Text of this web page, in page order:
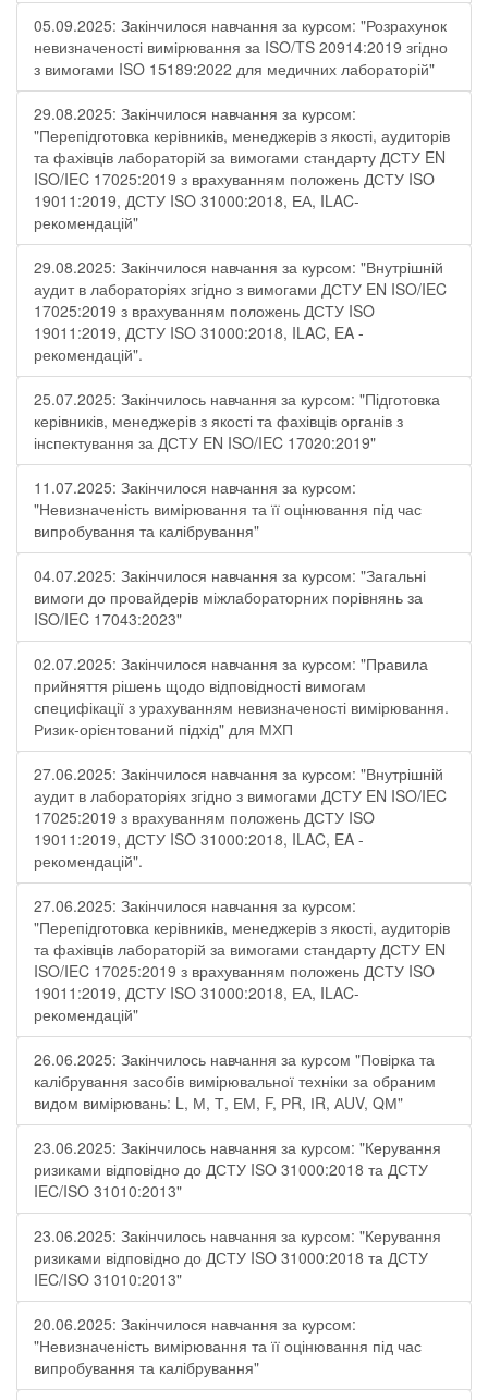
05.09.2025: Закінчилося навчання за курсом: "Розрахунок
невизначеності вимірювання за ISO/TS 20914:2019 згідно
з вимогами ISO 15189:2022 для медичних лабораторій"
29.08.2025: Закінчилося навчання за курсом:
"Перепідготовка керівників, менеджерів з якості, аудиторів
та фахівців лабораторій за вимогами стандарту ДСТУ EN
ISO/IEC 17025:2019 з врахуванням положень ДСТУ ISO
19011:2019, ДСТУ ISO 31000:2018, ЕА, ILAC-
рекомендацій"
29.08.2025: Закінчилося навчання за курсом: "Внутрішній
аудит в лабораторіях згідно з вимогами ДСТУ EN ISO/IEC
17025:2019 з врахуванням положень ДСТУ ISO
19011:2019, ДСТУ ISO 31000:2018, ILAC, EA -
рекомендацій".
25.07.2025: Закінчилось навчання за курсом: "Підготовка
керівників, менеджерів з якості та фахівців органів з
інспектування за ДСТУ EN ISO/IEC 17020:2019"
11.07.2025: Закінчилося навчання за курсом:
"Невизначеність вимірювання та її оцінювання під час
випробування та калібрування"
04.07.2025: Закінчилося навчання за курсом: "Загальні
вимоги до провайдерів міжлабораторних порівнянь за
ISO/IEC 17043:2023"
02.07.2025: Закінчилося навчання за курсом: "Правила
прийняття рішень щодо відповідності вимогам
специфікації з урахуванням невизначеності вимірювання.
Ризик-орієнтований підхід" для МХП
27.06.2025: Закінчилося навчання за курсом: "Внутрішній
аудит в лабораторіях згідно з вимогами ДСТУ EN ISO/IEC
17025:2019 з врахуванням положень ДСТУ ISO
19011:2019, ДСТУ ISO 31000:2018, ILAC, EA -
рекомендацій".
27.06.2025: Закінчилося навчання за курсом:
"Перепідготовка керівників, менеджерів з якості, аудиторів
та фахівців лабораторій за вимогами стандарту ДСТУ EN
ISO/IEC 17025:2019 з врахуванням положень ДСТУ ISO
19011:2019, ДСТУ ISO 31000:2018, ЕА, ILAC-
рекомендацій"
26.06.2025: Закінчилось навчання за курсом "Повірка та
калібрування засобів вимірювальної техніки за обраним
видом вимірювань: L, М, Т, ЕМ, F, РR, ІR, АUV, QМ"
23.06.2025: Закінчилось навчання за курсом: "Керування
ризиками відповідно до ДСТУ ISO 31000:2018 та ДСТУ
IEC/ISO 31010:2013"
23.06.2025: Закінчилось навчання за курсом: "Керування
ризиками відповідно до ДСТУ ISO 31000:2018 та ДСТУ
IEC/ISO 31010:2013"
20.06.2025: Закінчилося навчання за курсом:
"Невизначеність вимірювання та її оцінювання під час
випробування та калібрування"